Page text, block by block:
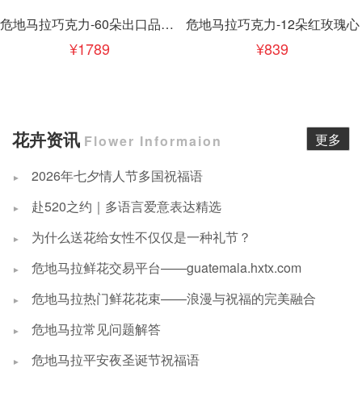
危地马拉巧克力-60朵出口品质红玫瑰
1789
危地马拉巧克力-12朵红玫瑰心
839
花卉资讯 Flower Informaion
更多
2026年七夕情人节多国祝福语
赴520之约｜多语言爱意表达精选
为什么送花给女性不仅仅是一种礼节？
危地马拉鲜花交易平台——guatemala.hxtx.com
危地马拉热门鲜花花束——浪漫与祝福的完美融合
危地马拉常见问题解答
危地马拉平安夜圣诞节祝福语